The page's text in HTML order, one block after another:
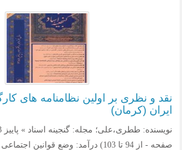
نقد و نظری بر اولین نظامنامه های
ایران (کرمان)
صفحه - از 94 تا 103) درآمد: وضع قوانین